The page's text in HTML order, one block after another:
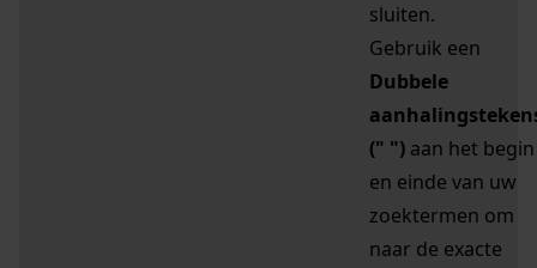
sluiten.
Gebruik een
Dubbele
(" ") aan het begin
en einde van uw
zoektermen om
naar de exacte